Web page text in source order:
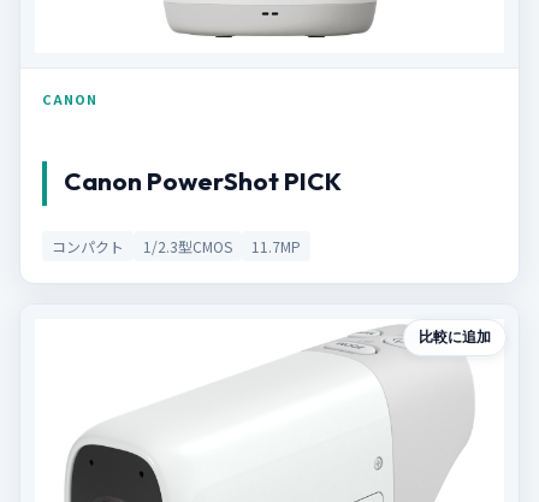
CANON
Canon PowerShot PICK
コンパクト 1/2.3型CMOS 11.7MP
比較に追加